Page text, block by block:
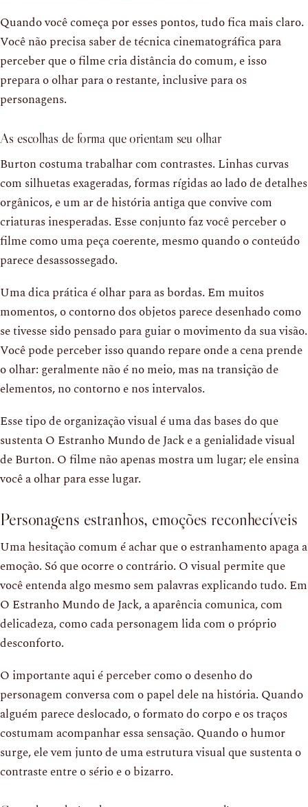
Quando você começa por esses pontos, tudo fica mais claro.
Você não precisa saber de técnica cinematográfica para
perceber que o filme cria distância do comum, e isso
prepara o olhar para o restante, inclusive para os
personagens.
As escolhas de forma que orientam seu olhar
Burton costuma trabalhar com contrastes. Linhas curvas
com silhuetas exageradas, formas rígidas ao lado de detalhes
orgânicos, e um ar de história antiga que convive com
criaturas inesperadas. Esse conjunto faz você perceber o
filme como uma peça coerente, mesmo quando o conteúdo
parece desassossegado.
Uma dica prática é olhar para as bordas. Em muitos
momentos, o contorno dos objetos parece desenhado como
se tivesse sido pensado para guiar o movimento da sua visão.
Você pode perceber isso quando repare onde a cena prende
o olhar: geralmente não é no meio, mas na transição de
elementos, no contorno e nos intervalos.
Esse tipo de organização visual é uma das bases do que
sustenta O Estranho Mundo de Jack e a genialidade visual
de Burton. O filme não apenas mostra um lugar; ele ensina
você a olhar para esse lugar.
Personagens estranhos, emoções reconhecíveis
Uma hesitação comum é achar que o estranhamento apaga a
emoção. Só que ocorre o contrário. O visual permite que
você entenda algo mesmo sem palavras explicando tudo. Em
O Estranho Mundo de Jack, a aparência comunica, com
delicadeza, como cada personagem lida com o próprio
desconforto.
O importante aqui é perceber como o desenho do
personagem conversa com o papel dele na história. Quando
alguém parece deslocado, o formato do corpo e os traços
costumam acompanhar essa sensação. Quando o humor
surge, ele vem junto de uma estrutura visual que sustenta o
contraste entre o sério e o bizarro.